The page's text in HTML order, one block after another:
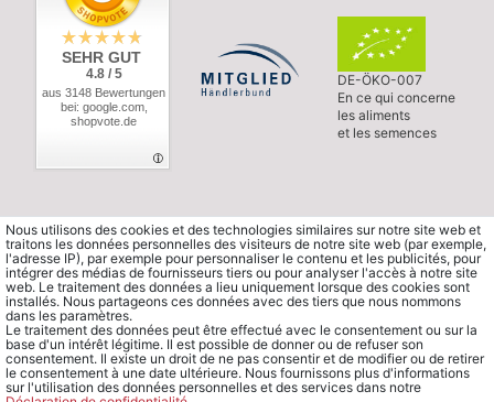
SEHR GUT
4.8 / 5
aus 3148 Bewertungen
bei: google.com,
shopvote.de
DE-ÖKO-007
En ce qui concerne
les aliments
et les semences
Nous utilisons des cookies et des technologies similaires sur notre site web et
traitons les données personnelles des visiteurs de notre site web (par exemple,
l'adresse IP), par exemple pour personnaliser le contenu et les publicités, pour
intégrer des médias de fournisseurs tiers ou pour analyser l'accès à notre site
web. Le traitement des données a lieu uniquement lorsque des cookies sont
installés. Nous partageons ces données avec des tiers que nous nommons
dans les paramètres.
Le traitement des données peut être effectué avec le consentement ou sur la
base d'un intérêt légitime. Il est possible de donner ou de refuser son
consentement. Il existe un droit de ne pas consentir et de modifier ou de retirer
le consentement à une date ultérieure. Nous fournissons plus d'informations
sur l'utilisation des données personnelles et des services dans notre